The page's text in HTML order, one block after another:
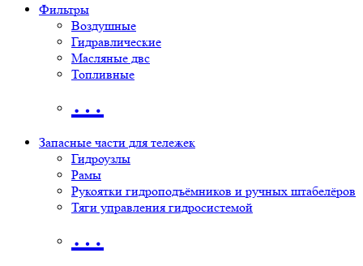
Фильтры
Воздушные
Гидравлические
Масляные двс
Топливные
…
Запасные части для тележек
Гидроузлы
Рамы
Рукоятки гидроподъёмников и ручных штабелёров
Тяги управления гидросистемой
…